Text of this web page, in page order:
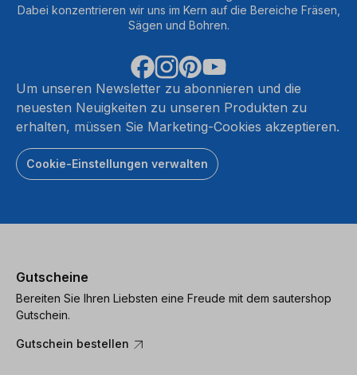
Dabei konzentrieren wir uns im Kern auf die Bereiche Fräsen,
Sägen und Bohren.
Um unseren Newsletter zu abonnieren und die
neuesten Neuigkeiten zu unseren Produkten zu
erhalten, müssen Sie Marketing-Cookies akzeptieren.
Cookie-Einstellungen verwalten
Gutscheine
Bereiten Sie Ihren Liebsten eine Freude mit dem sautershop
Gutschein.
Gutschein bestellen